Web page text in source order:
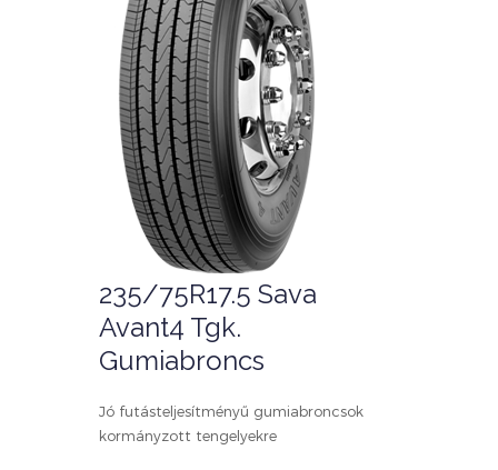
235/75R17.5 Sava
Avant4 Tgk.
Gumiabroncs
Jó futásteljesítményű gumiabroncsok
kormányzott tengelyekre